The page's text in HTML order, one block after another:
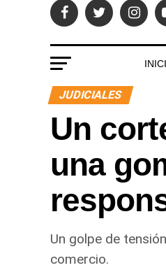
JUDICIALES
Un
una
Un golpe de
comercio.